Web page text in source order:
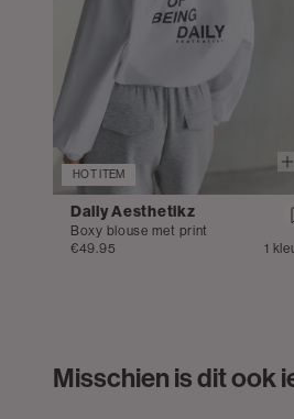
HOT ITEM
Daily Aesthetikz
Boxy blouse met print
€49.95
1
Misschien is dit ook